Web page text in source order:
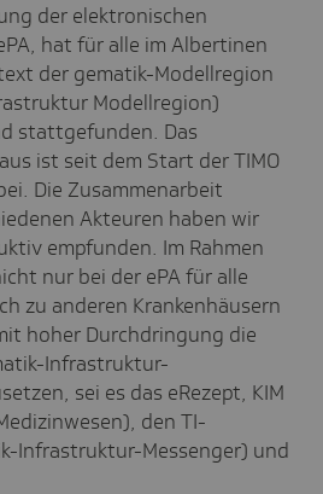
der elektronischen
hat für alle im Albertinen
der gematik-Modellregion
Modellregion)
stattgefunden. Das
ist seit dem Start der TIMO
Die Zusammenarbeit
Akteuren haben wir
empfunden. Im Rahmen
nur bei der ePA für alle
zu anderen Krankenhäusern
hoher Durchdringung die
Infrastruktur-
sei es das eRezept, KIM
den TI-
Infrastruktur-Messenger) und